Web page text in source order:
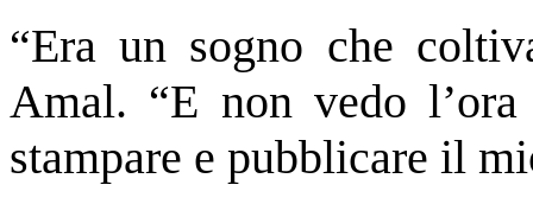
“Era un sogno che
Amal. “E non vedo
stampare e pubblicare il